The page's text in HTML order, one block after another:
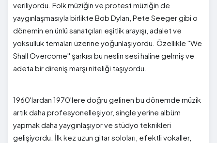
veriliyordu. Folk müziğin ve protest müziğin de
yaygınlaşmasıyla birlikte Bob Dylan, Pete Seeger gibi o
dönemin en ünlü sanatçıları eşitlik arayışı, adalet ve
yoksulluk temaları üzerine yoğunlaşıyordu. Özellikle ''We
Shall Overcome'' şarkısı bu neslin sesi haline gelmiş ve
adeta bir direniş marşı niteliği taşıyordu.
1960'lardan 1970'lere doğru gelinen bu dönemde müzik
artık daha profesyonelleşiyor, single yerine albüm
yapmak daha yaygınlaşıyor ve stüdyo teknikleri
gelişiyordu. İlk kez uzun gitar soloları, efektli vokaller,